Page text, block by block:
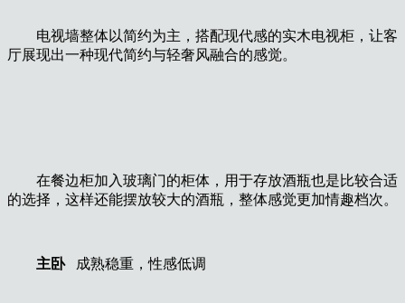
电视墙整体以简约为主，搭配现代感的实木电视柜，让客
厅展现出一种现代简约与轻奢风融合的感觉。
在餐边柜加入玻璃门的柜体，用于存放酒瓶也是比较合适
的选择，这样还能摆放较大的酒瓶，整体感觉更加情趣档次。
主卧成熟稳重，性感低调